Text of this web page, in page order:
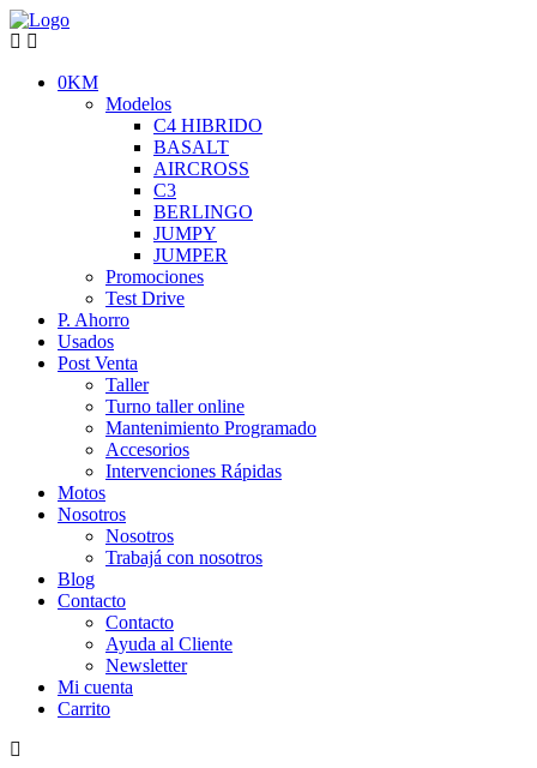
0KM
Modelos
C4 HIBRIDO
BASALT
AIRCROSS
C3
BERLINGO
JUMPY
JUMPER
Promociones
Test Drive
P. Ahorro
Usados
Post Venta
Taller
Turno taller online
Mantenimiento Programado
Accesorios
Intervenciones Rápidas
Motos
Nosotros
Nosotros
Trabajá con nosotros
Blog
Contacto
Contacto
Ayuda al Cliente
Newsletter
Mi cuenta
Carrito